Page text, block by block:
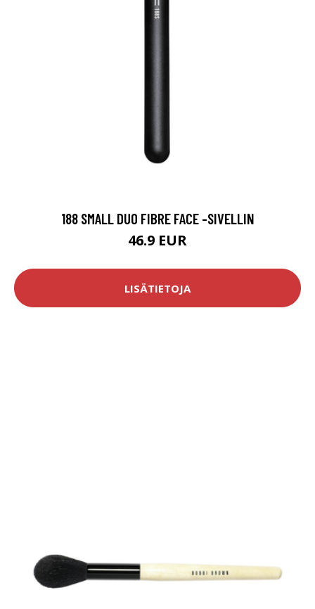
188 SMALL DUO FIBRE FACE -SIVELLIN
46.9 EUR
LISÄTIETOJA